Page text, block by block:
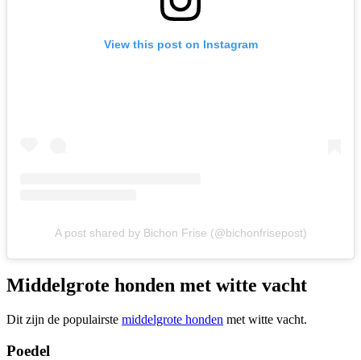
View this post on Instagram
A post shared by Bichon Frise (@bichonfrisepost)
Middelgrote honden met witte vacht
Dit zijn de populairste middelgrote honden met witte vacht.
Poedel